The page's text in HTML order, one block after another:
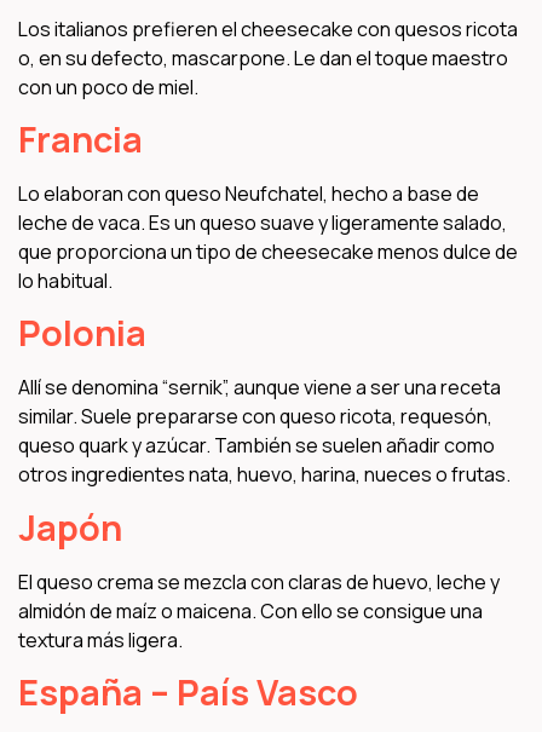
Los italianos prefieren el cheesecake con quesos ricota
o, en su defecto, mascarpone. Le dan el toque maestro
con un poco de miel.
Francia
Lo elaboran con queso Neufchatel, hecho a base de
leche de vaca. Es un queso suave y ligeramente salado,
que proporciona un tipo de cheesecake menos dulce de
lo habitual.
Polonia
Allí se denomina “sernik”, aunque viene a ser una receta
similar. Suele prepararse con queso ricota, requesón,
queso quark y azúcar. También se suelen añadir como
otros ingredientes nata, huevo, harina, nueces o frutas.
Japón
El queso crema se mezcla con claras de huevo, leche y
almidón de maíz o maicena. Con ello se consigue una
textura más ligera.
España – País Vasco